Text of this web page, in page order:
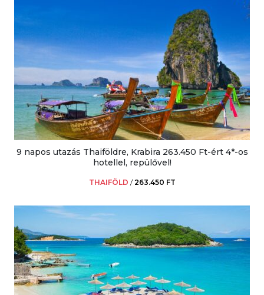
9 napos utazás Thaiföldre, Krabira 263.450 Ft-ért 4*-os
hotellel, repülővel!
THAIFÖLD /263.450 FT